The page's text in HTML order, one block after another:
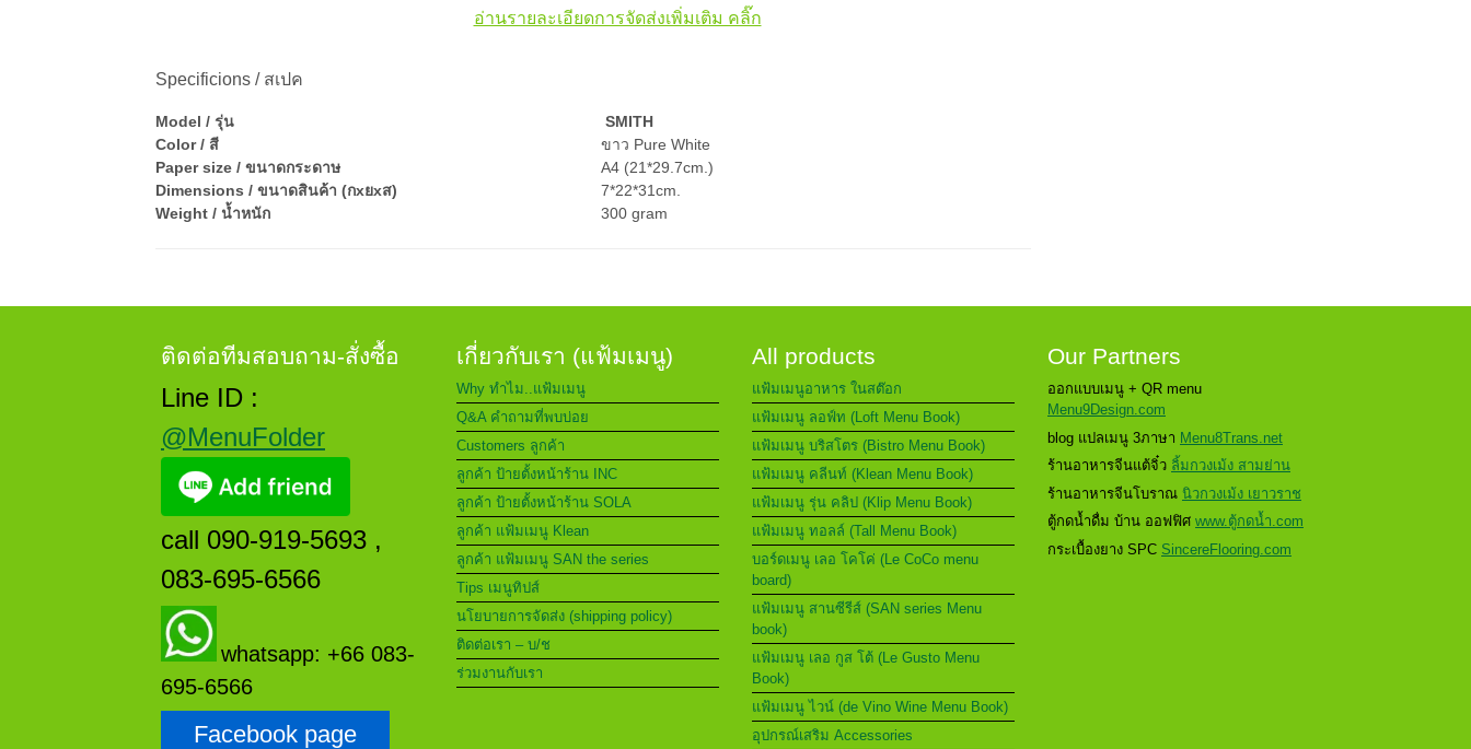
อ่านรายละเอียดการจัดส่งเพิ่มเติม คลิ๊ก
Specificions / สเปค
Model / รุ่น
SMITH
Color / สี
ขาว Pure White
Paper size / ขนาดกระดาษ
A4 (21*29.7cm.)
Dimensions / ขนาดสินค้า (กxยxส)
7*22*31cm.
Weight / น้ำหนัก
300 gram
ติดต่อทีมสอบถาม-สั่งซื้อ
Line ID :
@MenuFolder
call 090-919-5693 ,
083-695-6566
whatsapp: +66 083-
695-6566
Facebook page
เกี่ยวกับเรา (แฟ้มเมนู)
Why ทำไม..แฟ้มเมนู
Q&A คำถามที่พบบ่อย
Customers ลูกค้า
ลูกค้า ป้ายตั้งหน้าร้าน INC
ลูกค้า ป้ายตั้งหน้าร้าน SOLA
ลูกค้า แฟ้มเมนู Klean
ลูกค้า แฟ้มเมนู SAN the series
Tips เมนูทิปส์
นโยบายการจัดส่ง (shipping policy)
ติดต่อเรา – บ/ช
ร่วมงานกับเรา
All products
แฟ้มเมนูอาหาร ในสต๊อก
แฟ้มเมนู ลอฟ์ท (Loft Menu Book)
แฟ้มเมนู บริสโตร (Bistro Menu Book)
แฟ้มเมนู คลีนท์ (Klean Menu Book)
แฟ้มเมนู รุ่น คลิป (Klip Menu Book)
แฟ้มเมนู ทอลล์ (Tall Menu Book)
บอร์ดเมนู เลอ โคโค่ (Le CoCo menu
board)
แฟ้มเมนู สานซีรีส์ (SAN series Menu
book)
แฟ้มเมนู เลอ กูส โต้ (Le Gusto Menu
Book)
แฟ้มเมนู ไวน์ (de Vino Wine Menu Book)
อุปกรณ์เสริม Accessories
Our Partners
ออกแบบเมนู + QR menu
Menu9Design.com
blog แปลเมนู 3ภาษา Menu8Trans.net
ร้านอาหารจีนแต้จิ๋ว ลิ้มกวงเม้ง สามย่าน
ร้านอาหารจีนโบราณ นิวกวงเม้ง เยาวราช
ตู้กดน้ำดื่ม บ้าน ออฟฟิศ www.ตู้กดน้ำ.com
กระเบื้องยาง SPC SincereFlooring.com